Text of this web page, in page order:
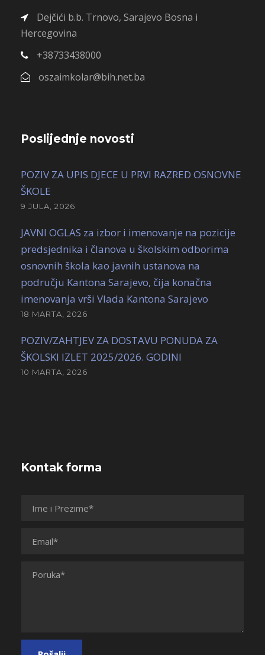
Dejčići b.b. Trnovo, Sarajevo Bosna i
Hercegovina
+38733438000
oszaimkolar@bih.net.ba
Poslijednje novosti
POZIV ZA UPIS DJECE U PRVI RAZRED OSNOVNE
ŠKOLE
9 JULA, 2026
JAVNI OGLAS za izbor i imenovanje na pozicije
predsjednika i članova u školskim odborima
osnovnih škola kao javnih ustanova na
području Kantona Sarajevo, čija konačna
imenovanja vrši Vlada Kantona Sarajevo
18 MARTA, 2026
POZIV/ZAHTJEV ZA DOSTAVU PONUDA ZA
ŠKOLSKI IZLET 2025/2026. GODINI
10 MARTA, 2026
Kontak forma